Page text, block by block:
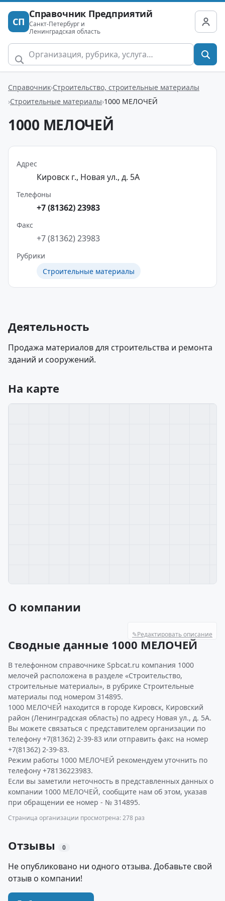
СП
Справочник Предприятий
Санкт-Петербург и
Ленинградская область
Справочник Строительство, строительные материалы
Строительные материалы 1000 МЕЛОЧЕЙ
1000 МЕЛОЧЕЙ
Адрес
Кировск г., Новая ул., д. 5А
Телефоны
+7 (81362) 23983
Факс
+7 (81362) 23983
Рубрики
Строительные материалы
Деятельность
Продажа материалов для строительства и ремонта
зданий и сооружений.
На карте
О компании
✎Редактировать описание
Сводные данные 1000 МЕЛОЧЕЙ
В телефонном справочнике Spbcat.ru компания 1000
мелочей расположена в разделе «Строительство,
строительные материалы», в рубрике Строительные
материалы под номером 314895.
1000 МЕЛОЧЕЙ находится в городе Кировск, Кировский
район (Ленинградская область) по адресу Новая ул., д. 5А.
Вы можете связаться с представителем организации по
телефону +7(81362) 2-39-83 или отправить факс на номер
+7(81362) 2-39-83.
Режим работы 1000 МЕЛОЧЕЙ рекомендуем уточнить по
телефону +78136223983.
Если вы заметили неточность в представленных данных о
компании 1000 МЕЛОЧЕЙ, сообщите нам об этом, указав
при обращении ее номер - № 314895.
Страница организации просмотрена: 278 раз
Отзывы 0
Не опубликовано ни одного отзыва. Добавьте свой
отзыв о компании!